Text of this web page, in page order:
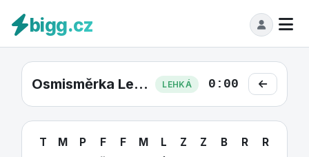
bigg.cz
Osmisměrka Lehká #35 LEHKÁ 0:00
T M P F F M L Z Z B R
R